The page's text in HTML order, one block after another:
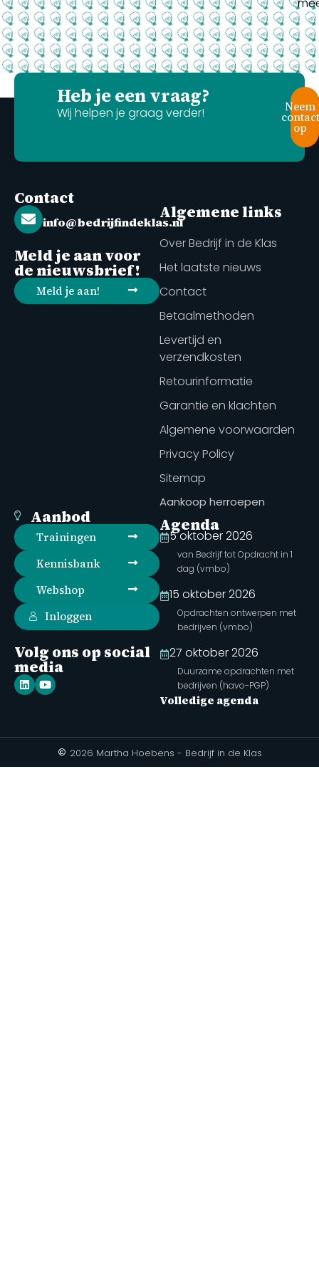
Heb je een vraag?
Wij helpen je graag verder! Neem
contact
op
Contact
info@bedrijfindeklas.nl
Meld je aan voor
de nieuwsbrief!
Meld je aan!
Algemene links
Over Bedrijf in de Klas
Het laatste nieuws
Contact
Betaalmethoden
Levertijd en
verzendkosten
Retourinformatie
Garantie en klachten
Algemene voorwaarden
Privacy Policy
Sitemap
Aankoop herroepen
Aanbod
Trainingen
Kennisbank
Webshop
Inloggen
Volg ons op social
media
Agenda
5 oktober 2026
van Bedrijf tot Opdracht in 1
dag (vmbo)
15 oktober 2026
Opdrachten ontwerpen met
bedrijven (vmbo)
27 oktober 2026
Duurzame opdrachten met
bedrijven (havo-PGP)
Volledige agenda
2026 Martha Hoebens - Bedrijf in de Klas